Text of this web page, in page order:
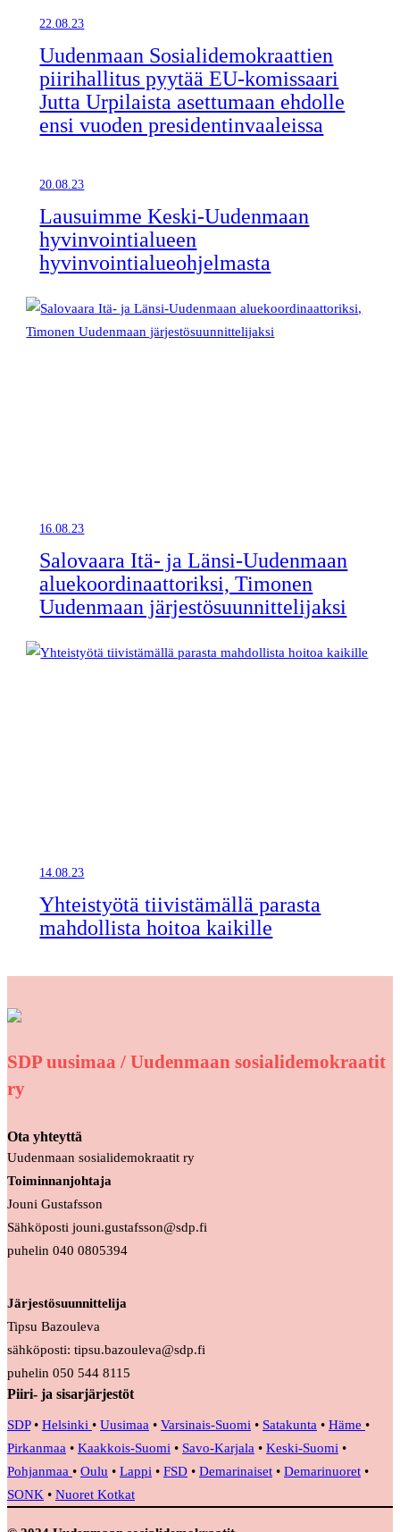
22.08.23
Uudenmaan Sosialidemokraattien
piirihallitus pyytää EU-komissaari
Jutta Urpilaista asettumaan ehdolle
ensi vuoden presidentinvaaleissa
20.08.23
Lausuimme Keski-Uudenmaan
hyvinvointialueen
hyvinvointialueohjelmasta
16.08.23
Salovaara Itä- ja Länsi-Uudenmaan
aluekoordinaattoriksi, Timonen
Uudenmaan järjestösuunnittelijaksi
14.08.23
Yhteistyötä tiivistämällä parasta
mahdollista hoitoa kaikille
SDP uusimaa / Uudenmaan sosialidemokraatit
ry
Ota yhteyttä
Uudenmaan sosialidemokraatit ry
Toiminnanjohtaja
Jouni Gustafsson
Sähköposti jouni.gustafsson@sdp.fi
puhelin 040 0805394
Järjestösuunnittelija
Tipsu Bazouleva
sähköposti: tipsu.bazouleva@sdp.fi
puhelin 050 544 8115
Piiri- ja sisarjärjestöt
SDP• Helsinki • Uusimaa • Varsinais-Suomi • Satakunta • Häme •
Pirkanmaa • Kaakkois-Suomi • Savo-Karjala • Keski-Suomi •
Pohjanmaa • Oulu • Lappi • FSD • Demarinaiset • Demarinuoret •
SONK • Nuoret Kotkat